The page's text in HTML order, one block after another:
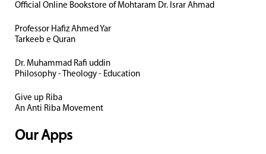
Official Online Bookstore of Mohtaram Dr. Israr Ahmad
Professor Hafiz Ahmed Yar
Tarkeeb e Quran
Dr. Muhammad Rafi uddin
Philosophy - Theology - Education
Give up Riba
An Anti Riba Movement
Our Apps